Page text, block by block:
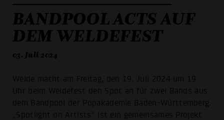
BANDPOOL ACTS AUF
DEM WELDEFEST
03. Juli 2024
Welde macht am Freitag, den 19. Juli 2024 um 19
Uhr beim Weldefest den Spot an für zwei Bands aus
dem Bandpool der Popakademie Baden-Württemberg.
„Spotlight on Artists“ ist ein gemeinsames Projekt